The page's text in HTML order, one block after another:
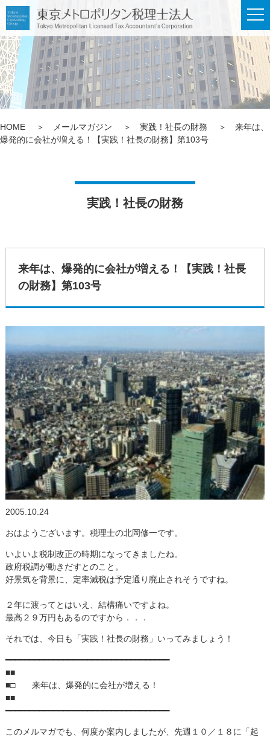
メ
ュ
ー
HOME メールマガジン 実践！社長の財務
来年は、
爆発的に会社が増える！【実践！社長の財務】第103号
実践！社長の財務
来年は、爆発的に会社が増える！【実践！社長
の財務】第103号
2005.10.24
おはようございます。税理士の北岡修一です。
いよいよ税制改正の時期になってきましたね。
政府税調が動きだすとのこと。
好景気を背景に、定率減税は予定通り廃止されそうですね。
２年に渡ってとはいえ、結構痛いですよね。
最高２９万円もあるのですから．．．
それでは、今日も「実践！社長の財務」いってみましょう！
━━━━━━━━━━━━━━━━━━━━━━━━━━━━━━━━━━
■■
■□ 来年は、爆発的に会社が増える！
■■
━━━━━━━━━━━━━━━━━━━━━━━━━━━━━━━━━━
このメルマガでも、何度か案内しましたが、先週１０／１８に「起